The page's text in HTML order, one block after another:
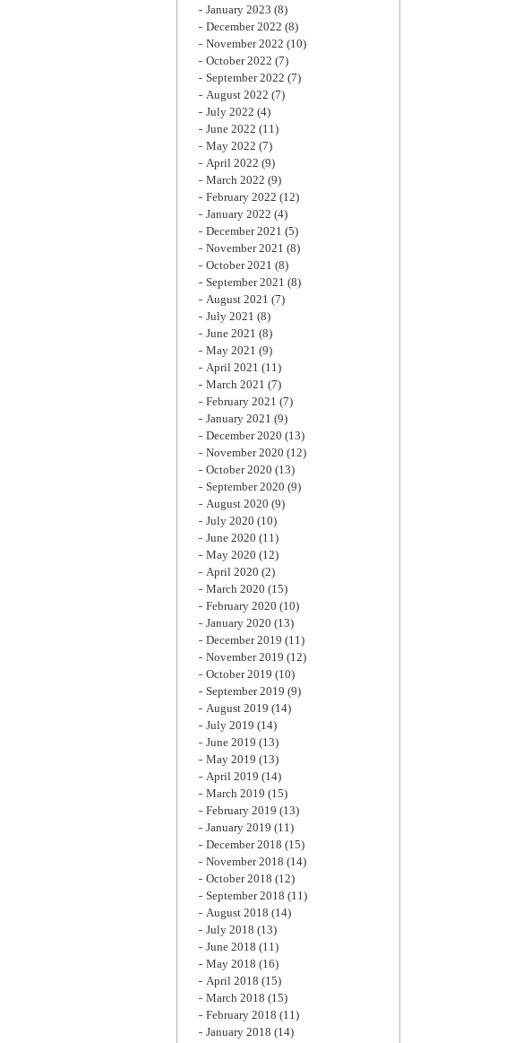
January 2023 (8)
December 2022 (8)
November 2022 (10)
October 2022 (7)
September 2022 (7)
August 2022 (7)
July 2022 (4)
June 2022 (11)
May 2022 (7)
April 2022 (9)
March 2022 (9)
February 2022 (12)
January 2022 (4)
December 2021 (5)
November 2021 (8)
October 2021 (8)
September 2021 (8)
August 2021 (7)
July 2021 (8)
June 2021 (8)
May 2021 (9)
April 2021 (11)
March 2021 (7)
February 2021 (7)
January 2021 (9)
December 2020 (13)
November 2020 (12)
October 2020 (13)
September 2020 (9)
August 2020 (9)
July 2020 (10)
June 2020 (11)
May 2020 (12)
April 2020 (2)
March 2020 (15)
February 2020 (10)
January 2020 (13)
December 2019 (11)
November 2019 (12)
October 2019 (10)
September 2019 (9)
August 2019 (14)
July 2019 (14)
June 2019 (13)
May 2019 (13)
April 2019 (14)
March 2019 (15)
February 2019 (13)
January 2019 (11)
December 2018 (15)
November 2018 (14)
October 2018 (12)
September 2018 (11)
August 2018 (14)
July 2018 (13)
June 2018 (11)
May 2018 (16)
April 2018 (15)
March 2018 (15)
February 2018 (11)
January 2018 (14)